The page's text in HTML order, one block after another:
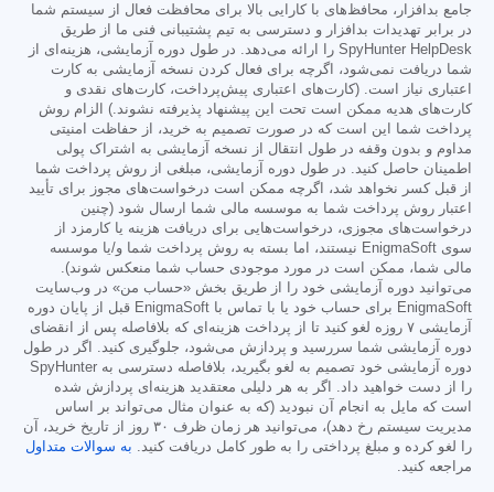
جامع بدافزار، محافظ‌های با کارایی بالا برای محافظت فعال از سیستم شما
در برابر تهدیدات بدافزار و دسترسی به تیم پشتیبانی فنی ما از طریق
SpyHunter HelpDesk را ارائه می‌دهد. در طول دوره آزمایشی، هزینه‌ای از
شما دریافت نمی‌شود، اگرچه برای فعال کردن نسخه آزمایشی به کارت
اعتباری نیاز است. (کارت‌های اعتباری پیش‌پرداخت، کارت‌های نقدی و
کارت‌های هدیه ممکن است تحت این پیشنهاد پذیرفته نشوند.) الزام روش
پرداخت شما این است که در صورت تصمیم به خرید، از حفاظت امنیتی
مداوم و بدون وقفه در طول انتقال از نسخه آزمایشی به اشتراک پولی
اطمینان حاصل کنید. در طول دوره آزمایشی، مبلغی از روش پرداخت شما
از قبل کسر نخواهد شد، اگرچه ممکن است درخواست‌های مجوز برای تأیید
اعتبار روش پرداخت شما به موسسه مالی شما ارسال شود (چنین
درخواست‌های مجوزی، درخواست‌هایی برای دریافت هزینه یا کارمزد از
سوی EnigmaSoft نیستند، اما بسته به روش پرداخت شما و/یا موسسه
مالی شما، ممکن است در مورد موجودی حساب شما منعکس شوند).
می‌توانید دوره آزمایشی خود را از طریق بخش «حساب من» در وب‌سایت
EnigmaSoft برای حساب خود یا با تماس با EnigmaSoft قبل از پایان دوره
آزمایشی ۷ روزه لغو کنید تا از پرداخت هزینه‌ای که بلافاصله پس از انقضای
دوره آزمایشی شما سررسید و پردازش می‌شود، جلوگیری کنید. اگر در طول
دوره آزمایشی خود تصمیم به لغو بگیرید، بلافاصله دسترسی به SpyHunter
را از دست خواهید داد. اگر به هر دلیلی معتقدید هزینه‌ای پردازش شده
است که مایل به انجام آن نبودید (که به عنوان مثال می‌تواند بر اساس
مدیریت سیستم رخ دهد)، می‌توانید هر زمان ظرف ۳۰ روز از تاریخ خرید، آن
را لغو کرده و مبلغ پرداختی را به طور کامل دریافت کنید. به سوالات متداول
مراجعه کنید.